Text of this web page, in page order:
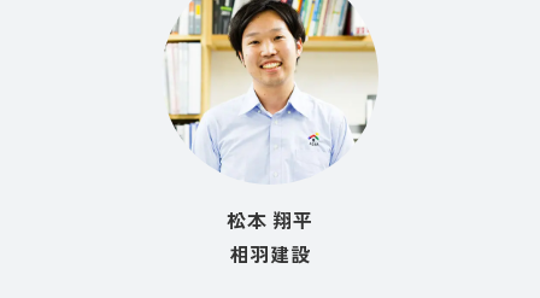
松本 翔平
相羽建設